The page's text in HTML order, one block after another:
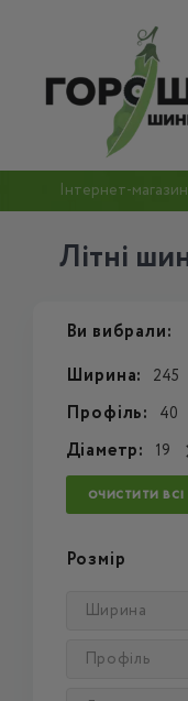
Інтернет-
Літні
Ви вибрали:
Ширина:
245
Профіль: 40
Діаметр: 19
ОЧИСТИТИ ВСІ
Розмір
Ширина
Профіль